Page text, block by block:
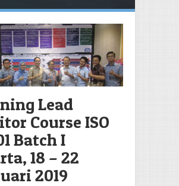
Lead
Course ISO
Batch I
18 – 22
2019